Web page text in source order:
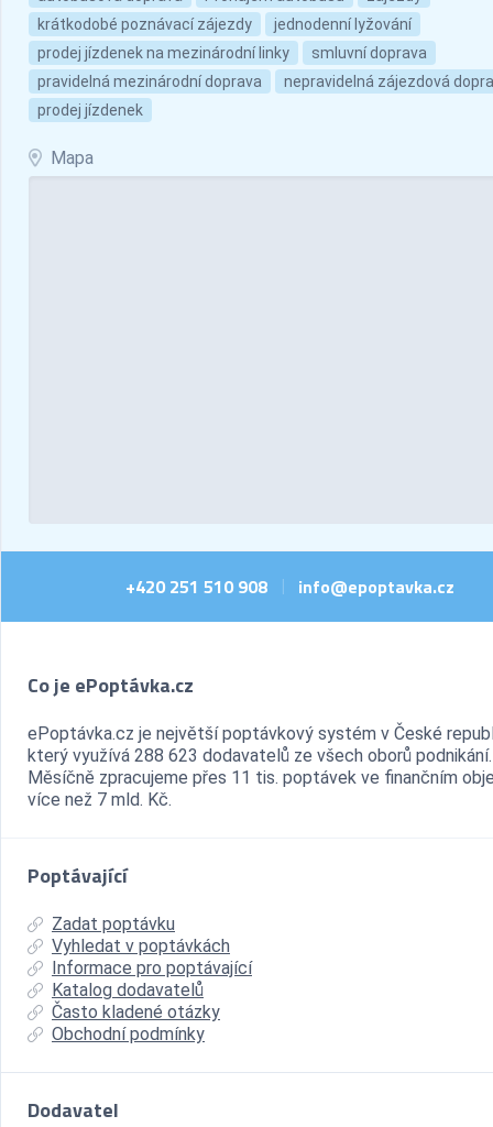
krátkodobé poznávací zájezdy
jednodenní lyžování
prodej jízdenek na mezinárodní linky
smluvní doprava
pravidelná mezinárodní doprava
nepravidelná zájezdová
prodej jízdenek
Mapa
+420 251 510 908 info@epoptavka.cz
Co je ePoptávka.cz
ePoptávka.cz je největší poptávkový systém v České
který využívá 288 623 dodavatelů ze všech oborů podnikání.
Měsíčně zpracujeme přes 11 tis. poptávek ve finančním
více než 7 mld. Kč.
Poptávající
Zadat poptávku
Vyhledat v poptávkách
Informace pro poptávající
Katalog dodavatelů
Často kladené otázky
Obchodní podmínky
Dodavatel